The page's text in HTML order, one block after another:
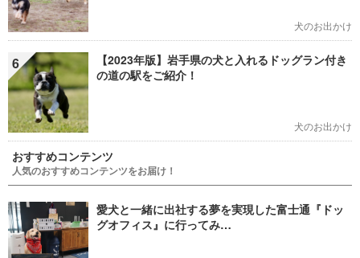
犬のお出かけ
6
【2023年版】岩手県の犬と入れるドッグラン付き
の道の駅をご紹介！
犬のお出かけ
おすすめコンテンツ
人気のおすすめコンテンツをお届け！
愛犬と一緒に出社する夢を実現した富士通『ドッ
グオフィス』に行ってみ…